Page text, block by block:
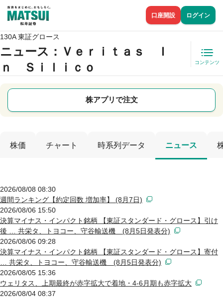
口座開設 ログイン
130A 東証グロース
ニュース ：Ｖｅｒｉｔａｓ Ｉ
ｎ Ｓｉｌｉｃｏ
コンテンツ
株アプリで注文
株価 チャート 時系列データ ニュース
2026/08/08 08:30
週間ランキング【約定回数 増加率】 (8月7日)
2026/08/06 15:50
決算マイナス・インパクト銘柄 【東証スタンダード・グロース】引け
後 … 共栄タ、トヨコー、守谷輸送機 (8月5日発表分)
2026/08/06 09:28
決算マイナス・インパクト銘柄 【東証スタンダード・グロース】寄付
… 共栄タ、トヨコー、守谷輸送機 (8月5日発表分)
2026/08/05 15:36
ウェリタス、上期最終が赤字拡大で着地・4-6月期も赤字拡大
2026/08/04 08:37